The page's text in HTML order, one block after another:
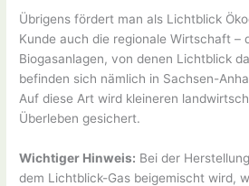
Übrigens fördert man als Lichtblick
Kunde auch die regionale Wirtschaft –
Biogasanlagen, von denen Lichtblick
befinden sich nämlich in Sachsen-
Auf diese Art wird kleineren
Überleben gesichert.
Wichtiger Hinweis: Bei der
dem Lichtblick-Gas beigemischt wird,